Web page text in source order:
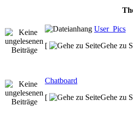
User_Pics
[
Gehe zu
Chatboard
[
Gehe zu